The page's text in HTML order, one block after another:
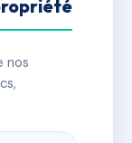
nos